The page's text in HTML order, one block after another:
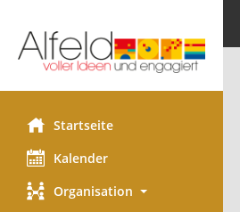
Startseite
Kalender
Organisation